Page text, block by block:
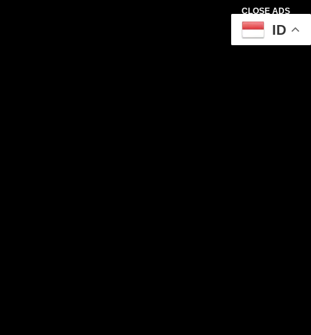
CLOSE ADS
ID